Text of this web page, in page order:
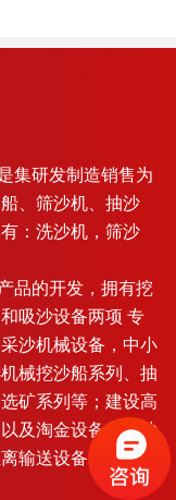
集研发制造销售为
、筛沙机、抽沙
：洗沙机，筛沙
品的开发，拥有挖
吸沙设备两项 专
沙机械设备，中小
械挖沙船系列、抽
矿系列等；建设高
及淘金设备，运沙
输送设备，异型机